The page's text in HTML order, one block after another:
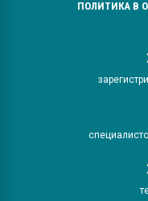
ПОЛИТИКА В